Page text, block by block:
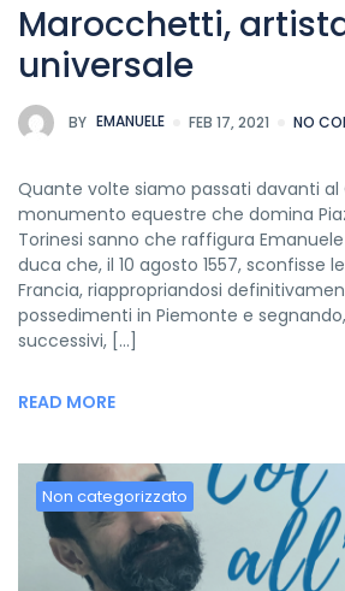
Marocchetti,
universale
BY EMANUELE FEB 17, 2021 NO
Quante volte siamo passati davanti al
monumento equestre che domina
Torinesi sanno che raffigura Emanuele
duca che, il 10 agosto 1557, sconfisse
Francia, riappropriandosi
possedimenti in Piemonte e
successivi, […]
READ MORE
Non categorizzato